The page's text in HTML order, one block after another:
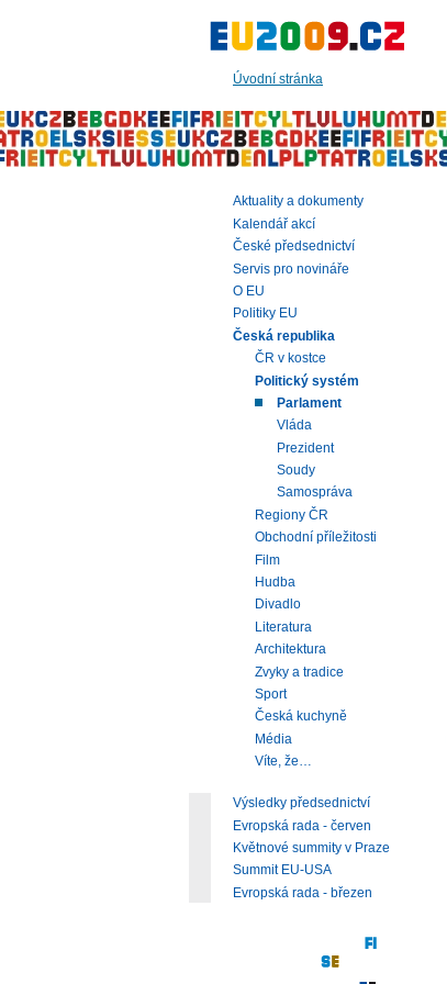
Úvodní stránka
hlavní
|
navigaci
|
vyhledávání
Aktuality a dokumenty
Kalendář akcí
České předsednictví
Servis pro novináře
O EU
Politiky EU
Česká republika
ČR v kostce
Politický systém
Parlament
Vláda
Prezident
Soudy
Samospráva
Regiony ČR
Obchodní příležitosti
Film
Hudba
Divadlo
Literatura
Architektura
Zvyky a tradice
Sport
Česká kuchyně
Média
Víte, že…
Výsledky předsednictví
Evropská rada - červen
Květnové summity v Praze
Summit EU-USA
Evropská rada - březen